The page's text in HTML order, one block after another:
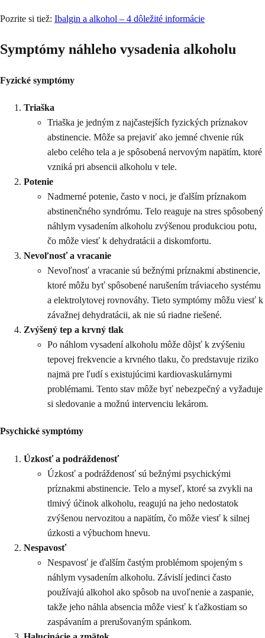
Pozrite si tiež: Ibalgin a alkohol – 4 dôležité informácie
Symptómy náhleho vysadenia alkoholu
Fyzické symptómy
Triaška
Triaška je jedným z najčastejších fyzických príznakov
abstinencie. Môže sa prejaviť ako jemné chvenie rúk
alebo celého tela a je spôsobená nervovým napätím, ktoré
vzniká pri absencii alkoholu v tele.
Potenie
Nadmerné potenie, často v noci, je ďalším príznakom
abstinenčného syndrómu. Telo reaguje na stres spôsobený
náhlym vysadením alkoholu zvýšenou produkciou potu,
čo môže viesť k dehydratácii a diskomfortu.
Nevoľnosť a vracanie
Nevoľnosť a vracanie sú bežnými príznakmi abstinencie,
ktoré môžu byť spôsobené narušením tráviaceho systému
a elektrolytovej rovnováhy. Tieto symptómy môžu viesť k
závažnej dehydratácii, ak nie sú riadne riešené.
Zvýšený tep a krvný tlak
Po náhlom vysadení alkoholu môže dôjsť k zvýšeniu
tepovej frekvencie a krvného tlaku, čo predstavuje riziko
najmä pre ľudí s existujúcimi kardiovaskulárnymi
problémami. Tento stav môže byť nebezpečný a vyžaduje
si sledovanie a možnú intervenciu lekárom.
Psychické symptómy
Úzkosť a podráždenosť
Úzkosť a podráždenosť sú bežnými psychickými
príznakmi abstinencie. Telo a myseľ, ktoré sa zvykli na
tlmivý účinok alkoholu, reagujú na jeho nedostatok
zvýšenou nervozitou a napätím, čo môže viesť k silnej
úzkosti a výbuchom hnevu.
Nespavosť
Nespavosť je ďalším častým problémom spojeným s
náhlym vysadením alkoholu. Závislí jedinci často
používajú alkohol ako spôsob na uvoľnenie a zaspanie,
takže jeho náhla absencia môže viesť k ťažkostiam so
zaspávaním a prerušovaným spánkom.